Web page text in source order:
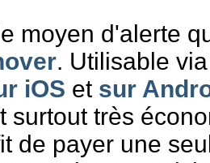
moyen d'alerte
. Utilisable
iOS et sur
surtout très
de payer une